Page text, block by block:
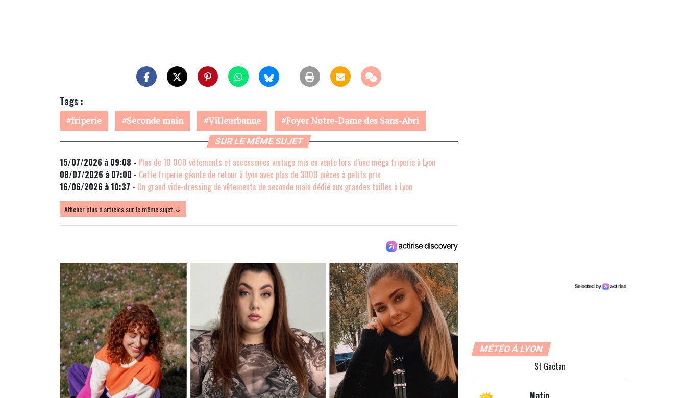
Tags :
friperie Seconde main Villeurbanne Foyer Notre-Dame des Sans-Abri
SUR LE MÊME SUJET
15/07/2026 à 09:08 - Plus de 10 000 vêtements et accessoires vintage mis en vente lors d’une méga friperie à Lyon
08/07/2026 à 07:00 - Cette friperie géante de retour à Lyon avec plus de 3000 pièces à petits prix
16/06/2026 à 10:37 - Un grand vide-dressing de vêtements de seconde main dédié aux grandes tailles à Lyon
Afficher plus d'articles sur le même sujet ↓
MÉTÉO À LYON
St Gaétan
Matin